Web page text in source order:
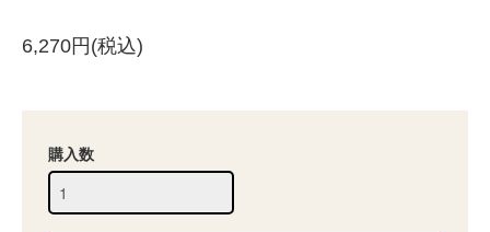
6,270円(税込)
購入数